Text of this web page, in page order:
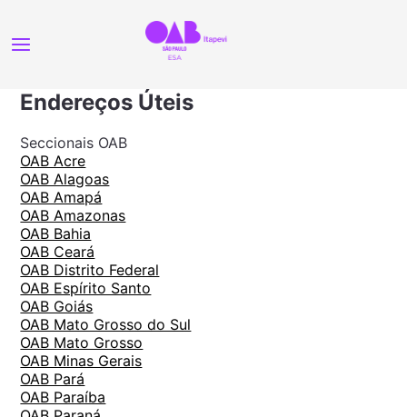
Endereços Úteis
Seccionais OAB
OAB Acre
OAB Alagoas
OAB Amapá
OAB Amazonas
OAB Bahia
OAB Ceará
OAB Distrito Federal
OAB Espírito Santo
OAB Goiás
OAB Mato Grosso do Sul
OAB Mato Grosso
OAB Minas Gerais
OAB Pará
OAB Paraíba